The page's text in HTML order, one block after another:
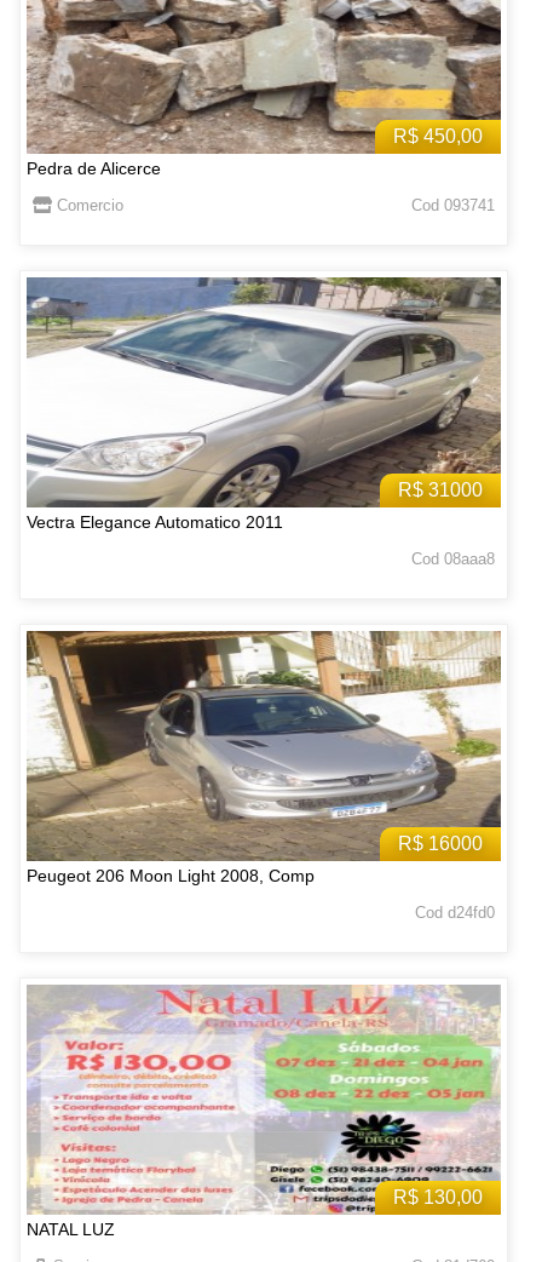
R$ 450,00
Pedra de Alicerce
Comercio Cod 093741
R$ 31000
Vectra Elegance Automatico 2011
Cod 08aaa8
R$ 16000
Peugeot 206 Moon Light 2008, Comp
Cod d24fd0
R$ 130,00
NATAL LUZ